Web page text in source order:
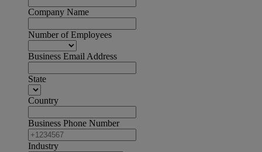
Company Name
Number of Employees
Business Email Address
State
Country
Business Phone Number
Industry